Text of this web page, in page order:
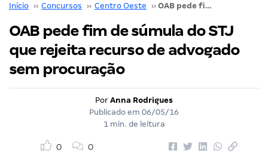
Início ›› Concursos ›› Centro Oeste ›› OAB pede fim de súmula do STJ que rejeita recurso de advogado sem procuração
OAB pede fim de súmula do STJ
que rejeita recurso de advogado
sem procuração
Por Anna Rodrigues
Publicado em 06/05/16
1 min. de leitura
0 0